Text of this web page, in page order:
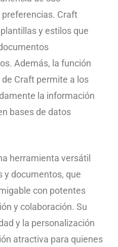
Craft
y estilos que
Además, la función
Craft permite a los
la información
bases de datos
herramienta versátil
y documentos, que
con potentes
y colaboración. Su
y la personalización
atractiva para quienes